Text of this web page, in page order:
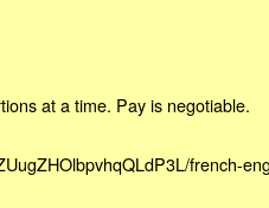
at a time. Pay is negotiable.
french-